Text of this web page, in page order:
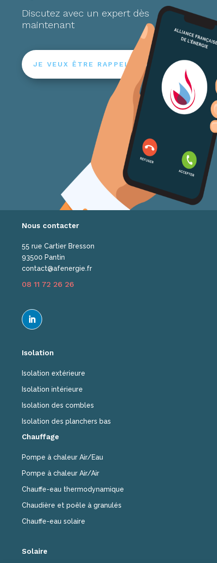
Discutez avec un expert dès
maintenant
JE VEUX ÊTRE RAPPELÉ
Nous contacter
55 rue Cartier Bresson
93500 Pantin
contact@afenergie.fr
08 11 72 26 26
Isolation
Isolation extérieure
Isolation intérieure
Isolation des combles
Isolation des planchers bas
Chauffage
Pompe à chaleur Air/Eau
Pompe à chaleur Air/Air
Chauffe-eau thermodynamique
Chaudière et poêle à granulés
Chauffe-eau solaire
Solaire